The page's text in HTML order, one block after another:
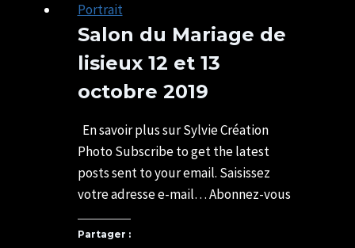
Portrait
Salon du Mariage de
lisieux 12 et 13
octobre 2019
En savoir plus sur Sylvie Création
Photo Subscribe to get the latest
posts sent to your email. Saisissez
votre adresse e-mail… Abonnez-vous
Partager :